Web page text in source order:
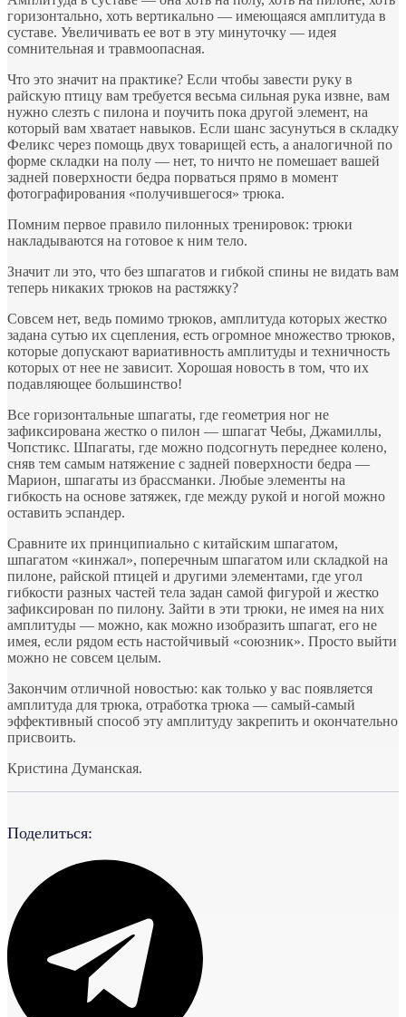
горизонтально, хоть вертикально — имеющаяся амплитуда в
суставе. Увеличивать ее вот в эту минуточку — идея
сомнительная и травмоопасная.
Что это значит на практике? Если чтобы завести руку в
райскую птицу вам требуется весьма сильная рука извне, вам
нужно слезть с пилона и поучить пока другой элемент, на
который вам хватает навыков. Если шанс засунуться в складку
Феликс через помощь двух товарищей есть, а аналогичной по
форме складки на полу — нет, то ничто не помешает вашей
задней поверхности бедра порваться прямо в момент
фотографирования «получившегося» трюка.
Помним первое правило пилонных тренировок: трюки
накладываются на готовое к ним тело.
Значит ли это, что без шпагатов и гибкой спины не видать вам
теперь никаких трюков на растяжку?
Совсем нет, ведь помимо трюков, амплитуда которых жестко
задана сутью их сцепления, есть огромное множество трюков,
которые допускают вариативность амплитуды и техничность
которых от нее не зависит. Хорошая новость в том, что их
подавляющее большинство!
Все горизонтальные шпагаты, где геометрия ног не
зафиксирована жестко о пилон — шпагат Чебы, Джамиллы,
Чопстикс. Шпагаты, где можно подсогнуть переднее колено,
сняв тем самым натяжение с задней поверхности бедра —
Марион, шпагаты из брассманки. Любые элементы на
гибкость на основе затяжек, где между рукой и ногой можно
оставить эспандер.
Сравните их принципиально с китайским шпагатом,
шпагатом «кинжал», поперечным шпагатом или складкой на
пилоне, райской птицей и другими элементами, где угол
гибкости разных частей тела задан самой фигурой и жестко
зафиксирован по пилону. Зайти в эти трюки, не имея на них
амплитуды — можно, как можно изобразить шпагат, его не
имея, если рядом есть настойчивый «союзник». Просто выйти
можно не совсем целым.
Закончим отличной новостью: как только у вас появляется
амплитуда для трюка, отработка трюка — самый-самый
эффективный способ эту амплитуду закрепить и окончательно
присвоить.
Кристина Думанская.
Поделиться: